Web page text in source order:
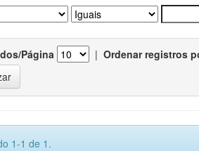
Página | Ordenar registros
1-1 de 1.